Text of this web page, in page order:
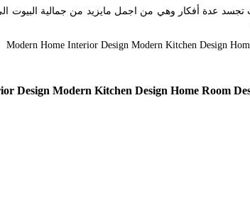
تجسد عدة أفكار وهي من اجمل مايزيد من جمالية البيوت